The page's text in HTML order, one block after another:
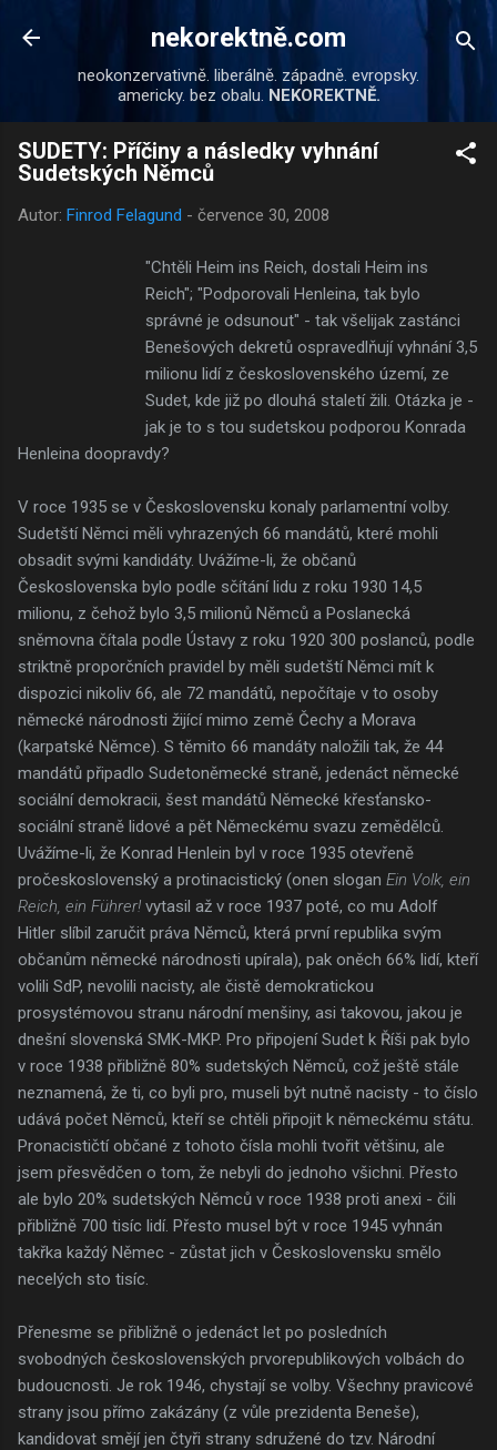
Přeskočit na hlavní obsah
nekorektně.com
neokonzervativně. liberálně. západně. evropsky.
americky. bez obalu. NEKOREKTNĚ.
SUDETY: Příčiny a následky vyhnání
Sudetských Němců
Autor: Finrod Felagund - července 30, 2008
"Chtěli Heim ins Reich, dostali Heim ins
Reich"; "Podporovali Henleina, tak bylo
správné je odsunout" - tak všelijak zastánci
Benešových dekretů ospravedlňují vyhnání 3,5
milionu lidí z československého území, ze
Sudet, kde již po dlouhá staletí žili. Otázka je -
jak je to s tou sudetskou podporou Konrada
Henleina doopravdy?
V roce 1935 se v Československu konaly parlamentní volby.
Sudetští Němci měli vyhrazených 66 mandátů, které mohli
obsadit svými kandidáty. Uvážíme-li, že občanů
Československa bylo podle sčítání lidu z roku 1930 14,5
milionu, z čehož bylo 3,5 milionů Němců a Poslanecká
sněmovna čítala podle Ústavy z roku 1920 300 poslanců, podle
striktně proporčních pravidel by měli sudetští Němci mít k
dispozici nikoliv 66, ale 72 mandátů, nepočítaje v to osoby
německé národnosti žijící mimo země Čechy a Morava
(karpatské Němce). S těmito 66 mandáty naložili tak, že 44
mandátů připadlo Sudetoněmecké straně, jedenáct německé
sociální demokracii, šest mandátů Německé křesťansko-
sociální straně lidové a pět Německému svazu zemědělců.
Uvážíme-li, že Konrad Henlein byl v roce 1935 otevřeně
pročeskoslovenský a protinacistický (onen slogan Ein Volk, ein
Reich, ein Führer! vytasil až v roce 1937 poté, co mu Adolf
Hitler slíbil zaručit práva Němců, která první republika svým
občanům německé národnosti upírala), pak oněch 66% lidí, kteří
volili SdP, nevolili nacisty, ale čistě demokratickou
prosystémovou stranu národní menšiny, asi takovou, jakou je
dnešní slovenská SMK-MKP. Pro připojení Sudet k Říši pak bylo
v roce 1938 přibližně 80% sudetských Němců, což ještě stále
neznamená, že ti, co byli pro, museli být nutně nacisty - to číslo
udává počet Němců, kteří se chtěli připojit k německému státu.
Pronacističtí občané z tohoto čísla mohli tvořit většinu, ale
jsem přesvědčen o tom, že nebyli do jednoho všichni. Přesto
ale bylo 20% sudetských Němců v roce 1938 proti anexi - čili
přibližně 700 tisíc lidí. Přesto musel být v roce 1945 vyhnán
takřka každý Němec - zůstat jich v Československu smělo
necelých sto tisíc.
Přenesme se přibližně o jedenáct let po posledních
svobodných československých prvorepublikových volbách do
budoucnosti. Je rok 1946, chystají se volby. Všechny pravicové
strany jsou přímo zakázány (z vůle prezidenta Beneše),
kandidovat smějí jen čtyři strany sdružené do tzv. Národní